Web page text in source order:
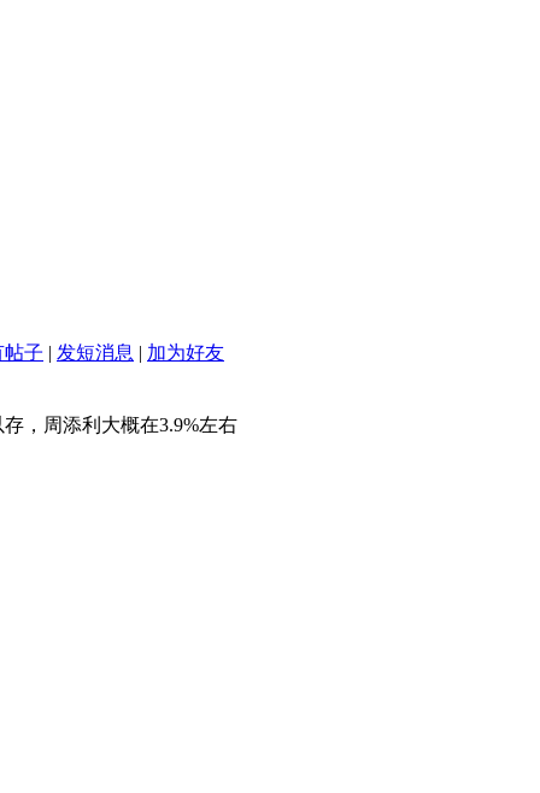
帖子 | 发短消息 | 加为好友
，周添利大概在3.9%左右